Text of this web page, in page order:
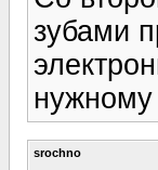
зубами
нужному
srochno